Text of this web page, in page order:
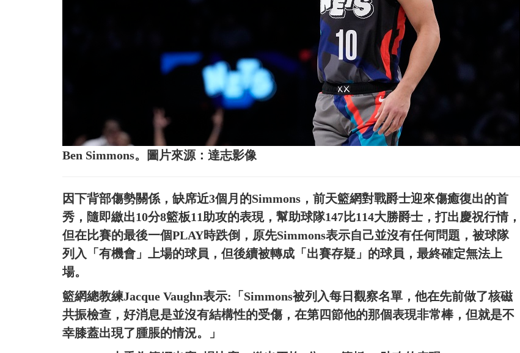
Ben Simmons。圖片來源：達志影像
因下背部傷勢關係，缺席近3個月的Simmons，前天籃網對戰爵士迎來傷癒復出的首
秀，隨即繳出10分8籃板11助攻的表現，幫助球隊147比114大勝爵士，打出慶祝行情，
但在比賽的最後一個PLAY時跌倒，原先Simmons表示自己並沒有任何問題，被球隊
列入「有機會」上場的球員，但後續被轉成「出賽存疑」的球員，最終確定無法上
場。
籃網總教練Jacque Vaughn表示:「Simmons被列入每日觀察名單，他在先前做了核磁
共振檢查，好消息是並沒有結構性的受傷，在第四節他的那個表現非常棒，但就是不
幸膝蓋出現了腫脹的情況。」